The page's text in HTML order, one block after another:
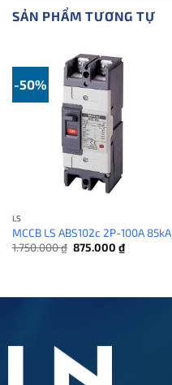
SẢN PHẨM TƯƠNG TỰ
-50%
LS
MCCB LS ABS102c 2P-100A 85kA
1.750.000₫ Giá
gốc
875.000 ₫Giá
hiện